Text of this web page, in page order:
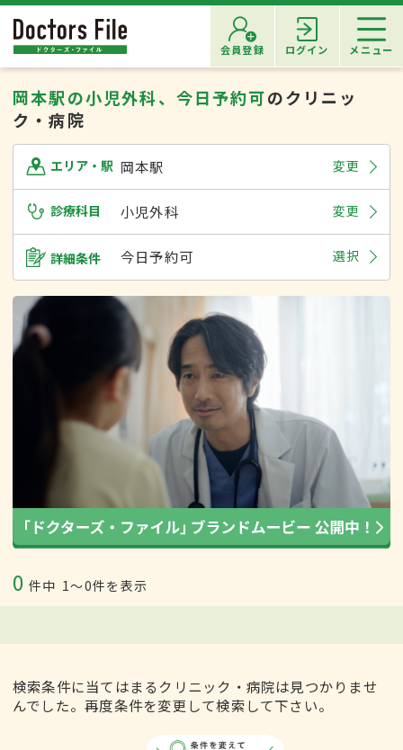
会員登録 ログイン メニュー
岡本駅の小児外科、今日予約可のクリニッ
ク・病院
エリア・駅 岡本駅 変更
診療科目 小児外科 変更
詳細条件 今日予約可 選択
0 件中 1〜0件を表示
検索条件に当てはまるクリニック・病院は見つかりませ
んでした。再度条件を変更して検索して下さい。